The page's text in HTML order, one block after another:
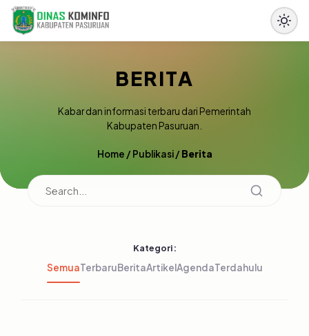
BERITA
Kabar dan informasi terbaru dari Pemerintah
Kabupaten Pasuruan.
Home /Publikasi/Berita
Kategori:
SemuaTerbaruBeritaArtikelAgendaTerdahulu